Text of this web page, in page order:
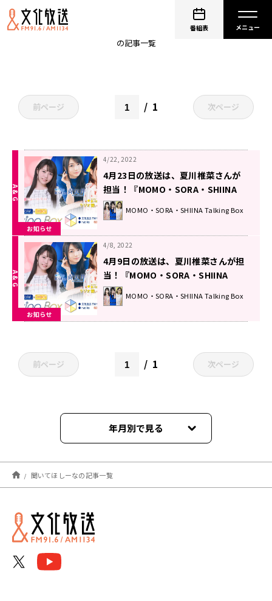
番組表
の記事一覧
前ページ 1 次ページ
お知らせ
4/22, 2022
4月23日の放送は、夏川椎菜さんが
担当！『MOMO・SORA・SHIINA
Talking Box』
MOMO・SORA・SHIINA Talking Box
お知らせ
4/8, 2022
4月9日の放送は、夏川椎菜さんが担
当！『MOMO・SORA・SHIINA
Talking Box』
MOMO・SORA・SHIINA Talking Box
前ページ 1 次ページ
年月別で見る
2026年07月
2026年06月
2026年05月
聞いてほしーなの記事一覧